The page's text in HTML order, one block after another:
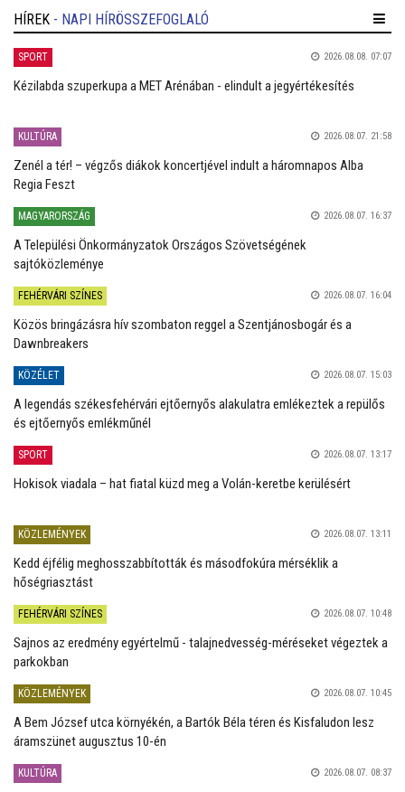
HÍREK - NAPI HÍRÖSSZEFOGLALÓ
SPORT 2026.08.08. 07:07
Kézilabda szuperkupa a MET Arénában - elindult a jegyértékesítés
KULTÚRA 2026.08.07. 21:58
Zenél a tér! – végzős diákok koncertjével indult a háromnapos Alba
Regia Feszt
MAGYARORSZÁG 2026.08.07. 16:37
A Települési Önkormányzatok Országos Szövetségének
sajtóközleménye
FEHÉRVÁRI SZÍNES 2026.08.07. 16:04
Közös bringázásra hív szombaton reggel a Szentjánosbogár és a
Dawnbreakers
KÖZÉLET 2026.08.07. 15:03
A legendás székesfehérvári ejtőernyős alakulatra emlékeztek a repülős
és ejtőernyős emlékműnél
SPORT 2026.08.07. 13:17
Hokisok viadala – hat fiatal küzd meg a Volán-keretbe kerülésért
KÖZLEMÉNYEK 2026.08.07. 13:11
Kedd éjfélig meghosszabbították és másodfokúra mérséklik a
hőségriasztást
FEHÉRVÁRI SZÍNES 2026.08.07. 10:48
Sajnos az eredmény egyértelmű - talajnedvesség-méréseket végeztek a
parkokban
KÖZLEMÉNYEK 2026.08.07. 10:45
A Bem József utca környékén, a Bartók Béla téren és Kisfaludon lesz
áramszünet augusztus 10-én
KULTÚRA 2026.08.07. 08:37